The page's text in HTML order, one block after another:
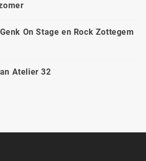
On Stage en Rock Zottegem
Atelier 32